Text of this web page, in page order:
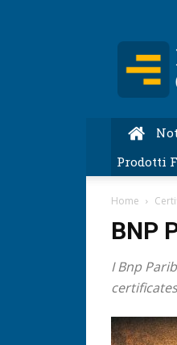
Prodotti
Home
BNP
I Bnp